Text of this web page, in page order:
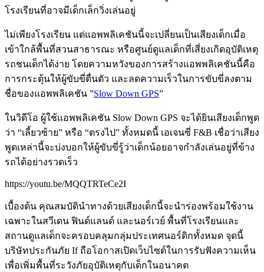
โรงเรียนที่อาจมีเด็กเล็กวิ่งเล่นอยู่
ไม่เพียงโรงเรียน แต่แอพพลิเคชันนี้จะเปลี่ยนเป็นเสียงเด็กเมื่อ
เข้าใกล้พื้นที่สวนสาธารณะ หรือศูนย์ดูแลเด็กที่เสี่ยงเกิดอุบัติเหตุ
รถชนเด็กได้ง่าย โดยความหวังของการสร้างแอพพลิเคชันนี้คือ
การกระตุ้นให้ผู้ขับขี่ตื่นตัว และลดความเร็วในการขับขี่ลงตาม
ชื่อของแอพพลิเคชัน ”Slow Down GPS”
ในวิดีโอ ผู้ใช้แอพพลิเคชัน Slow Down GPS จะได้ยินเสียงเด็กพูด
ว่า “เลี้ยวซ้าย” หรือ “ตรงไป” ทั้งหมดนี้ เอเจนซี่ F&B เชื่อว่าเสียง
พูดเหล่านี้จะบ่งบอกให้ผู้ขับขี่รู้ว่าเด็กน้อยอาจกำลังเล่นอยู่ที่ข้าง
รถได้อย่างรวดเร็ว
https://youtu.be/MQQTRTeCe2I
เบื้องต้น คุณสมบัตินำทางด้วยเสียงเด็กนี้จะนำร่องพร้อมใช้งาน
เฉพาะในสวีเดน ฟินด์แลนด์ และนอร์เวย์ พื้นที่โรงเรียนและ
สถานดูแลเด็กจะครอบคลุมกลุ่มประเทศนอร์ดิกทั้งหมด จุดนี้
บริษัทประกันภัย If ถือโอกาสเปิดเว็บไซต์ในการรับฟังความเห็น
เพื่อเพิ่มพื้นที่ระวังภัยอุบัติเหตุกับเด็กในอนาคต